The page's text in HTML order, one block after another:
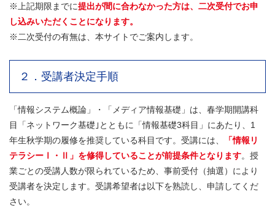
※上記期限までに提出が間に合わなかった方は、二次受付でお申
し込みいただくことになります。
※二次受付の有無は、本サイトでご案内します。
２．受講者決定手順
「情報システム概論」・「メディア情報基礎」は、春学期開講科
目「ネットワーク基礎｣とともに「情報基礎3科目」にあたり、1
年生秋学期の履修を推奨している科目です。受講には、
「情報リ
テラシーⅠ・Ⅱ」を修得していることが前提条件となります。授
業ごとの受講人数が限られているため、事前受付（抽選）により
受講者を決定します。受講希望者は以下を熟読し、申請してくだ
さい。